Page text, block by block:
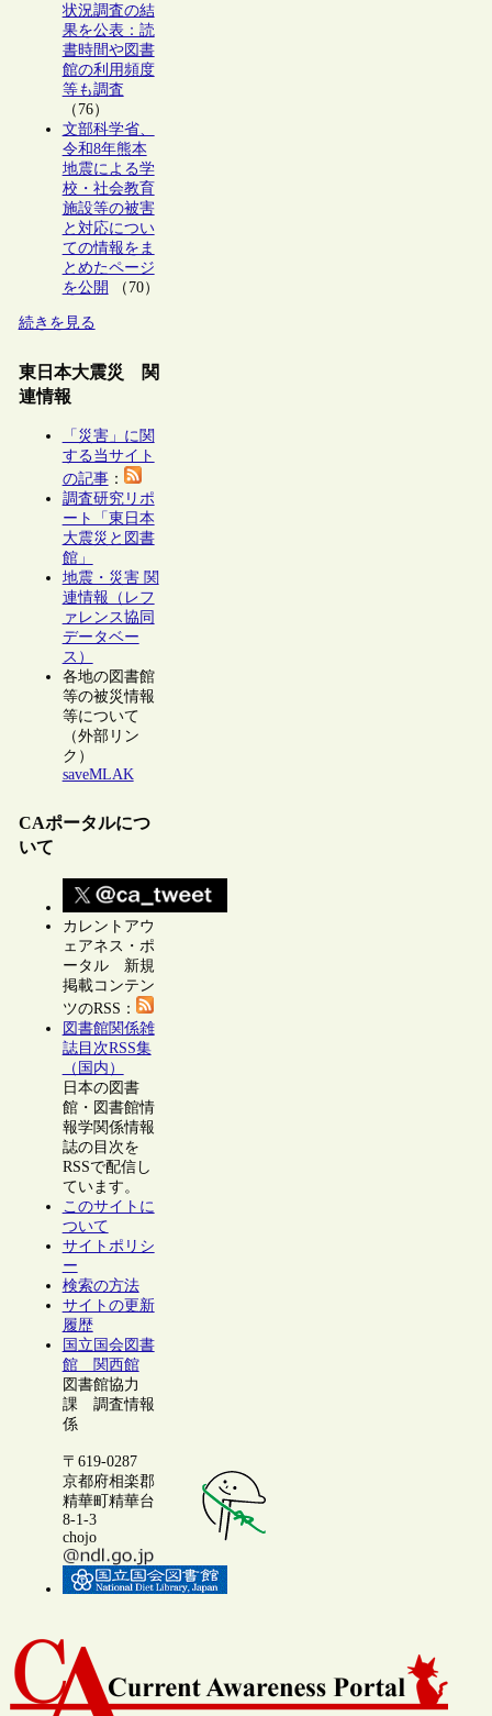
状況調査の結
果を公表：読
書時間や図書
館の利用頻度
等も調査
（76）
文部科学省、
令和8年熊本
地震による学
校・社会教育
施設等の被害
と対応につい
ての情報をま
とめたページ
を公開
（70）
続きを見る
東日本大震災 関
連情報
「災害」に関
する当サイト
の記事：
調査研究リポ
ート「東日本
大震災と図書
館」
地震・災害 関
連情報（レフ
ァレンス協同
データベー
ス）
各地の図書館
等の被災情報
等について
（外部リン
ク）
saveMLAK
CAポータルにつ
いて
カレントアウ
ェアネス・ポ
ータル 新規
掲載コンテン
ツのRSS：
図書館関係雑
誌目次RSS集
（国内）
日本の図書
館・図書館情
報学関係情報
誌の目次を
RSSで配信し
ています。
このサイトに
ついて
サイトポリシ
ー
検索の方法
サイトの更新
履歴
国立国会図書
館 関西館
図書館協力
課 調査情報
係
〒619-0287
京都府相楽郡
精華町精華台
8-1-3
chojo